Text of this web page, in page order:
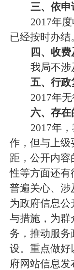
三、依申
2017年
已经按时办结
四、收
我局不涉
五、行政
2017年
六、存
2017年
作，但与上级
距，公开内
性等方面还有
普遍关心、涉
为政府信息
与措施，为群
务，推动服务
设。 重点做好
府网站信息